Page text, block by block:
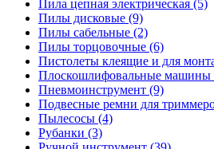
Пила цепная электрическая (5)
Пилы дисковые (9)
Пилы сабельные (2)
Пилы торцовочные (6)
Пистолеты клеящие и для
Плоскошлифовальные машины
Пневмоинструмент (9)
Подвесные ремни для
Пылесосы (4)
Рубанки (3)